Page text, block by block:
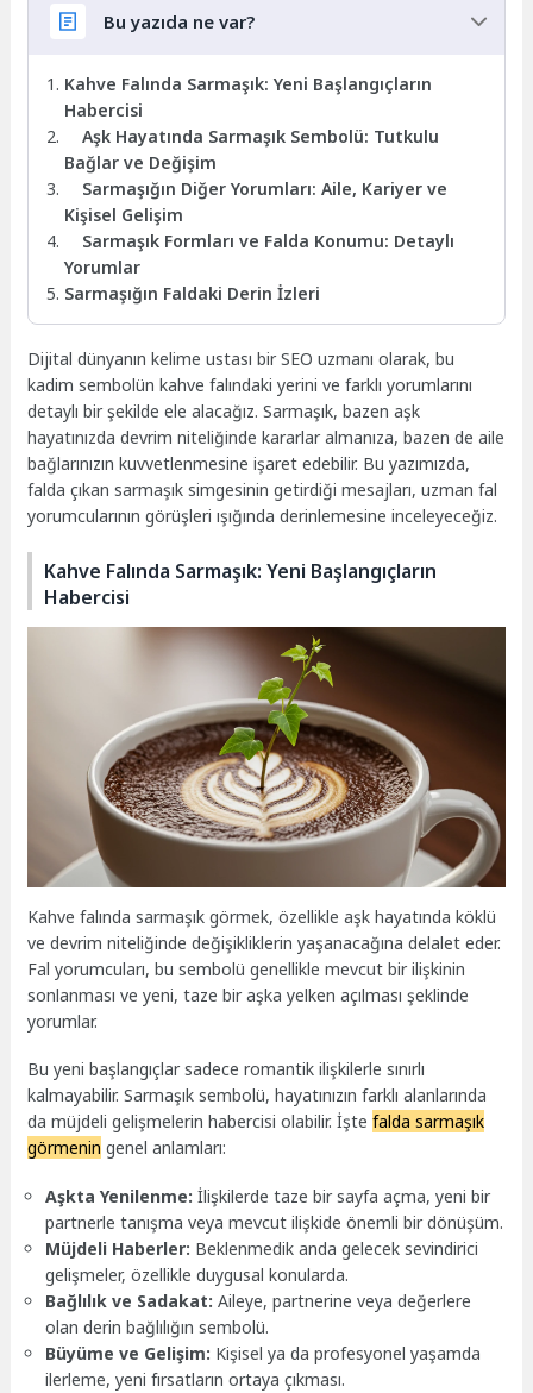
Bu yazıda ne var?
Kahve Falında Sarmaşık: Yeni Başlangıçların
Habercisi
Aşk Hayatında Sarmaşık Sembolü: Tutkulu
Bağlar ve Değişim
Sarmaşığın Diğer Yorumları: Aile, Kariyer ve
Kişisel Gelişim
Sarmaşık Formları ve Falda Konumu: Detaylı
Yorumlar
Sarmaşığın Faldaki Derin İzleri
Dijital dünyanın kelime ustası bir SEO uzmanı olarak, bu
kadim sembolün kahve falındaki yerini ve farklı yorumlarını
detaylı bir şekilde ele alacağız. Sarmaşık, bazen aşk
hayatınızda devrim niteliğinde kararlar almanıza, bazen de aile
bağlarınızın kuvvetlenmesine işaret edebilir. Bu yazımızda,
falda çıkan sarmaşık simgesinin getirdiği mesajları, uzman fal
yorumcularının görüşleri ışığında derinlemesine inceleyeceğiz.
Kahve Falında Sarmaşık: Yeni Başlangıçların
Habercisi
Kahve falında sarmaşık görmek, özellikle aşk hayatında köklü
ve devrim niteliğinde değişikliklerin yaşanacağına delalet eder.
Fal yorumcuları, bu sembolü genellikle mevcut bir ilişkinin
sonlanması ve yeni, taze bir aşka yelken açılması şeklinde
yorumlar.
Bu yeni başlangıçlar sadece romantik ilişkilerle sınırlı
kalmayabilir. Sarmaşık sembolü, hayatınızın farklı alanlarında
da müjdeli gelişmelerin habercisi olabilir. İştefalda sarmaşık
görmenin genel anlamları:
Aşkta Yenilenme: İlişkilerde taze bir sayfa açma, yeni bir
partnerle tanışma veya mevcut ilişkide önemli bir dönüşüm.
Müjdeli Haberler: Beklenmedik anda gelecek sevindirici
gelişmeler, özellikle duygusal konularda.
Bağlılık ve Sadakat: Aileye, partnerine veya değerlere
olan derin bağlılığın sembolü.
Büyüme ve Gelişim: Kişisel ya da profesyonel yaşamda
ilerleme, yeni fırsatların ortaya çıkması.